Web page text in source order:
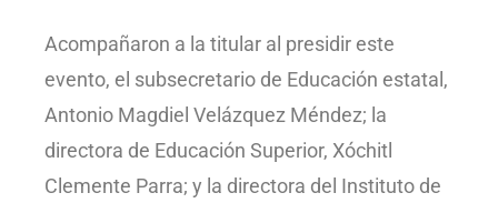
Acompañaron a la titular al presidir este
evento, el subsecretario de Educación estatal,
Antonio Magdiel Velázquez Méndez; la
directora de Educación Superior, Xóchitl
Clemente Parra; y la directora del Instituto de